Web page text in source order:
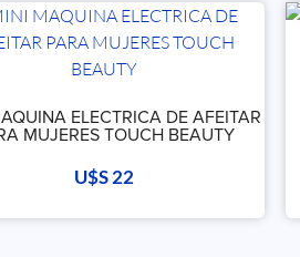
ELECTRICA DE AFEITAR
MUJERES TOUCH BEAUTY
U$S22